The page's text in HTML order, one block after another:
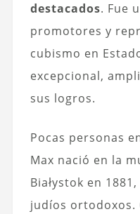
destacados. Fue
promotores y
cubismo en
excepcional,
sus logros.
Pocas personas
Max nació en la
Białystok en
judíos ortodoxos.